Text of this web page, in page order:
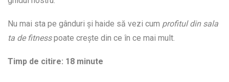
Nu mai sta pe gânduri și haide să vezi cum profitul din sala
ta de fitnesspoate crește din ce în ce mai mult.
Timp de citire: 18 minute